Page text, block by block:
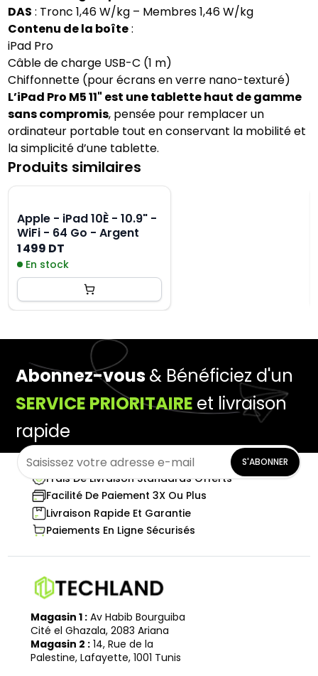
DAS : Tronc 1,46 W/kg – Membres 1,46 W/kg
Contenu de la boîte:
iPad Pro
Câble de charge USB-C (1 m)
Chiffonnette (pour écrans en verre nano-texturé)
L’iPad Pro M5 11" est une tablette haut de gamme
sans compromis, pensée pour remplacer un
ordinateur portable tout en conservant la mobilité et
la simplicité d’une tablette.
Produits similaires
Apple - iPad 10È - 10.9" -
WiFi - 64 Go - Argent
1 499 DT
En stock
Abonnez-vous& Bénéficiez d'un
SERVICE PRIORITAIRE et livraison
rapide
S'ABONNER
Frais De Livraison Standards Offerts
Facilité De Paiement 3X Ou Plus
Livraison Rapide Et Garantie
Paiements En Ligne Sécurisés
Magasin 1 : Av Habib Bourguiba
Cité el Ghazala, 2083 Ariana
Magasin 2 : 14, Rue de la
Palestine, Lafayette, 1001 Tunis